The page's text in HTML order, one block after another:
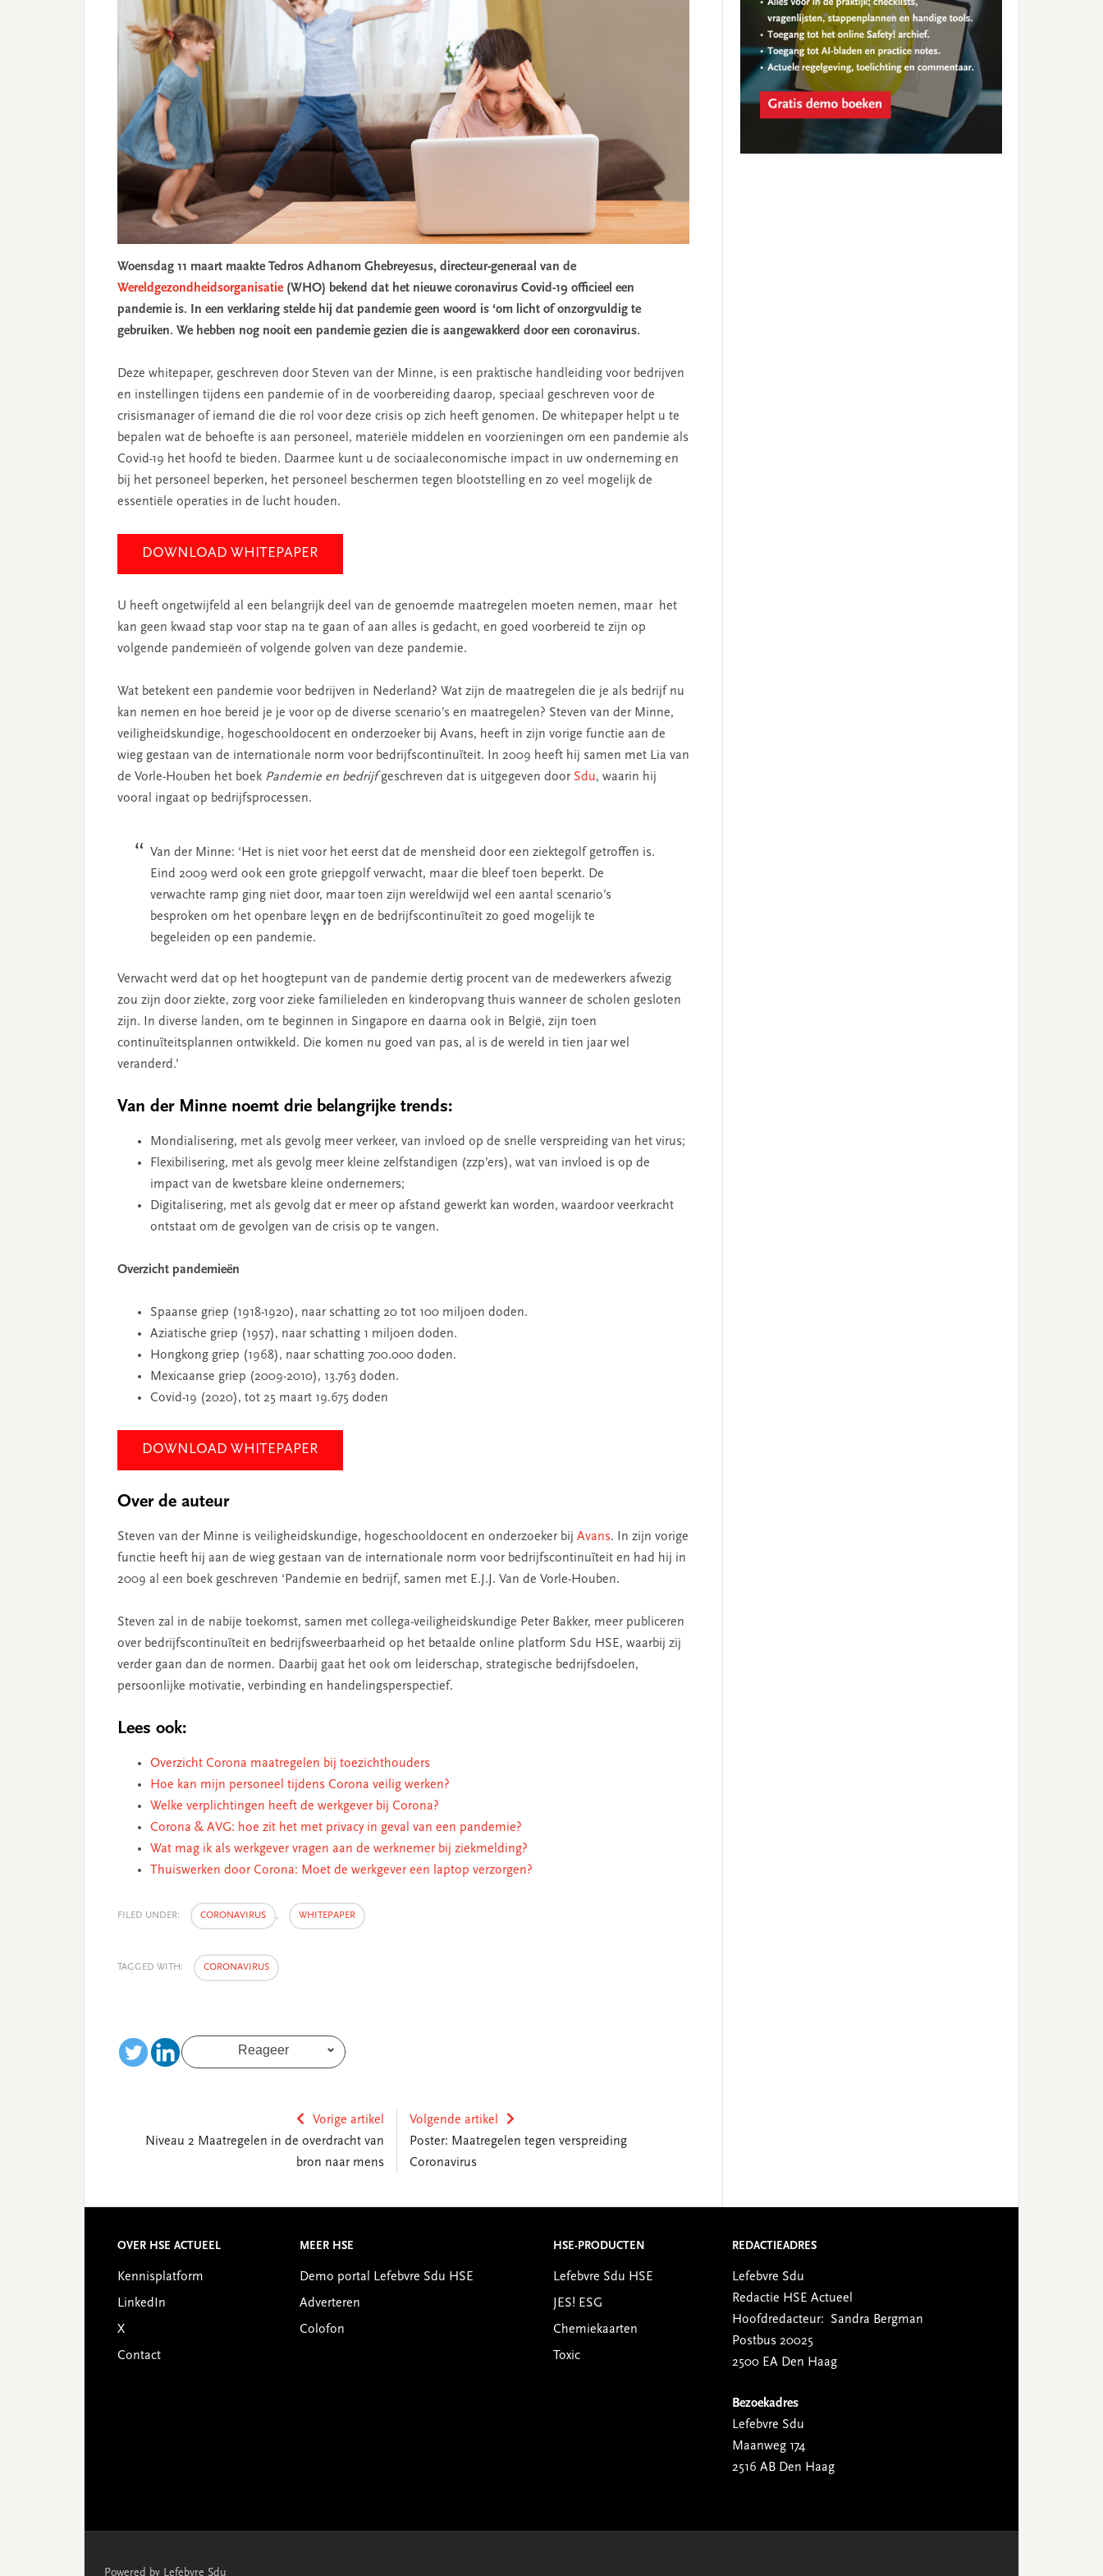
Woensdag 11 maart maakte Tedros Adhanom Ghebreyesus, directeur-generaal van de
Wereldgezondheidsorganisatie(WHO) bekend dat het nieuwe coronavirus Covid-19 officieel een
pandemie is. In een verklaring stelde hij dat pandemie geen woord is ‘om licht of onzorgvuldig te
gebruiken. We hebben nog nooit een pandemie gezien die is aangewakkerd door een coronavirus.
Deze whitepaper, geschreven door Steven van der Minne, is een praktische handleiding voor bedrijven
en instellingen tijdens een pandemie of in de voorbereiding daarop, speciaal geschreven voor de
crisismanager of iemand die die rol voor deze crisis op zich heeft genomen. De whitepaper helpt u te
bepalen wat de behoefte is aan personeel, materiële middelen en voorzieningen om een pandemie als
Covid-19 het hoofd te bieden. Daarmee kunt u de sociaaleconomische impact in uw onderneming en
bij het personeel beperken, het personeel beschermen tegen blootstelling en zo veel mogelijk de
essentiële operaties in de lucht houden.
DOWNLOAD WHITEPAPER
U heeft ongetwijfeld al een belangrijk deel van de genoemde maatregelen moeten nemen, maar het
kan geen kwaad stap voor stap na te gaan of aan alles is gedacht, en goed voorbereid te zijn op
volgende pandemieën of volgende golven van deze pandemie.
Wat betekent een pandemie voor bedrijven in Nederland? Wat zijn de maatregelen die je als bedrijf nu
kan nemen en hoe bereid je je voor op de diverse scenario’s en maatregelen? Steven van der Minne,
veiligheidskundige, hogeschooldocent en onderzoeker bij Avans, heeft in zijn vorige functie aan de
wieg gestaan van de internationale norm voor bedrijfscontinuïteit. In 2009 heeft hij samen met Lia van
de Vorle-Houben het boek Pandemie en bedrijfgeschreven dat is uitgegeven door Sdu, waarin hij
vooral ingaat op bedrijfsprocessen.
Van der Minne: ‘Het is niet voor het eerst dat de mensheid door een ziektegolf getroffen is.
Eind 2009 werd ook een grote griepgolf verwacht, maar die bleef toen beperkt. De
verwachte ramp ging niet door, maar toen zijn wereldwijd wel een aantal scenario’s
besproken om het openbare leven en de bedrijfscontinuïteit zo goed mogelijk te
begeleiden op een pandemie.
Verwacht werd dat op het hoogtepunt van de pandemie dertig procent van de medewerkers afwezig
zou zijn door ziekte, zorg voor zieke familieleden en kinderopvang thuis wanneer de scholen gesloten
zijn. In diverse landen, om te beginnen in Singapore en daarna ook in België, zijn toen
continuïteitsplannen ontwikkeld. Die komen nu goed van pas, al is de wereld in tien jaar wel
veranderd.’
Van der Minne noemt drie belangrijke trends:
Mondialisering, met als gevolg meer verkeer, van invloed op de snelle verspreiding van het virus;
Flexibilisering, met als gevolg meer kleine zelfstandigen (zzp’ers), wat van invloed is op de
impact van de kwetsbare kleine ondernemers;
Digitalisering, met als gevolg dat er meer op afstand gewerkt kan worden, waardoor veerkracht
ontstaat om de gevolgen van de crisis op te vangen.
Overzicht pandemieën
Spaanse griep (1918-1920), naar schatting 20 tot 100 miljoen doden.
Aziatische griep (1957), naar schatting 1 miljoen doden.
Hongkong griep (1968), naar schatting 700.000 doden.
Mexicaanse griep (2009-2010), 13.763 doden.
Covid-19 (2020), tot 25 maart 19.675 doden
DOWNLOAD WHITEPAPER
Over de auteur
Steven van der Minne is veiligheidskundige, hogeschooldocent en onderzoeker bij Avans. In zijn vorige
functie heeft hij aan de wieg gestaan van de internationale norm voor bedrijfscontinuïteit en had hij in
2009 al een boek geschreven ‘Pandemie en bedrijf, samen met E.J.J. Van de Vorle-Houben.
Steven zal in de nabije toekomst, samen met collega-veiligheidskundige Peter Bakker, meer publiceren
over bedrijfscontinuïteit en bedrijfsweerbaarheid op het betaalde online platform Sdu HSE, waarbij zij
verder gaan dan de normen. Daarbij gaat het ook om leiderschap, strategische bedrijfsdoelen,
persoonlijke motivatie, verbinding en handelingsperspectief.
Lees ook:
Overzicht Corona maatregelen bij toezichthouders
Hoe kan mijn personeel tijdens Corona veilig werken?
Welke verplichtingen heeft de werkgever bij Corona?
Corona & AVG: hoe zit het met privacy in geval van een pandemie?
Wat mag ik als werkgever vragen aan de werknemer bij ziekmelding?
Thuiswerken door Corona: Moet de werkgever een laptop verzorgen?
FILED UNDER: CORONAVIRUS , WHITEPAPER
TAGGED WITH: CORONAVIRUS
Reageer
Vorige artikel
Niveau 2 Maatregelen in de overdracht van
bron naar mens
Volgende artikel
Poster: Maatregelen tegen verspreiding
Coronavirus
Interactions
Footer
OVER HSE ACTUEEL
Kennisplatform
LinkedIn
X
Contact
MEER HSE
Demo portal Lefebvre Sdu HSE
Adverteren
Colofon
HSE-PRODUCTEN
Lefebvre Sdu HSE
JES! ESG
Chemiekaarten
Toxic
REDACTIEADRES
Lefebvre Sdu
Redactie HSE Actueel
Hoofdredacteur: Sandra Bergman
Postbus 20025
2500 EA Den Haag
Bezoekadres
Lefebvre Sdu
Maanweg 174
2516 AB Den Haag
Powered by Lefebvre Sdu